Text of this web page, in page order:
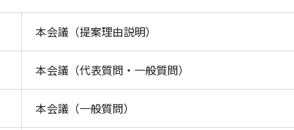
本会議（提案理由説明）
本会議（代表質問・一般質問）
本会議（一般質問）